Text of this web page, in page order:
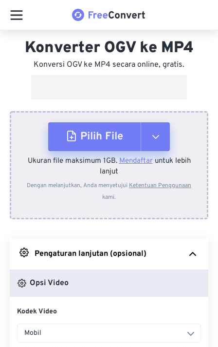
Konverter OGV ke MP4
Konversi OGV ke MP4 secara online, gratis.
Pilih File
Dari Perangkat
Dari Dropbox
Ukuran file maksimum 1GB.Mendaftaruntuk lebih
lanjut
Dengan melanjutkan, Anda menyetujui Ketentuan Penggunaan
kami.
Pengaturan lanjutan (opsional)
Opsi Video
Kodek Video
Mobil